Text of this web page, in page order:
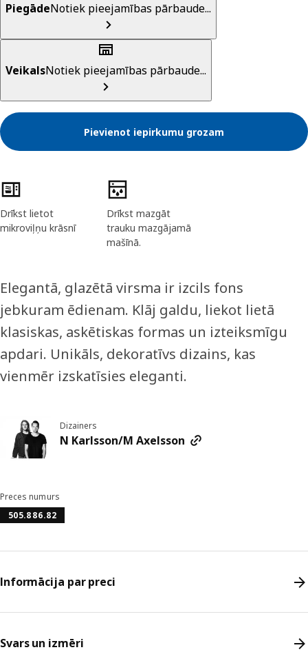
PiegādeNotiek pieejamības pārbaude...
VeikalsNotiek pieejamības pārbaude...
Pievienot iepirkumu grozam
Preces īpašības
Drīkst lietot
mikroviļņu krāsnī
Drīkst mazgāt
trauku mazgājamā
mašīnā.
Elegantā, glazētā virsma ir izcils fons
jebkuram ēdienam. Klāj galdu, liekot lietā
klasiskas, askētiskas formas un izteiksmīgu
apdari. Unikāls, dekoratīvs dizains, kas
vienmēr izskatīsies eleganti.
Dizainers
N Karlsson/M Axelsson
Preces numurs
505.886.82
Informācija par preci
Svars un izmēri